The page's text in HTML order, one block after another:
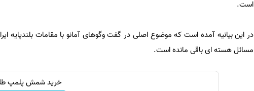
است.
در این بیانیه آمده است که موضوع اصلی در گفت وگوهای آمانو با مقامات بلندپایه
مسائل هسته ای باقی مانده است.
خرید شمش پلمپ طلاسی، از ۰.۵